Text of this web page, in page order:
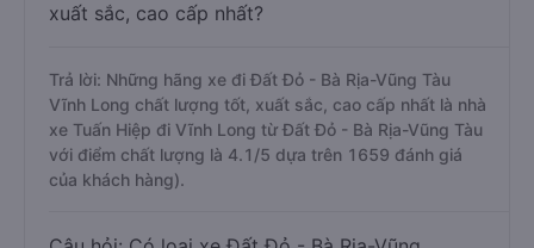
xuất sắc, cao cấp nhất?
Trả lời: Những hãng xe đi Đất Đỏ - Bà Rịa-Vũng Tàu
Vĩnh Long chất lượng tốt, xuất sắc, cao cấp nhất là nhà
xe Tuấn Hiệp đi Vĩnh Long từ Đất Đỏ - Bà Rịa-Vũng Tàu
với điểm chất lượng là 4.1/5 dựa trên 1659 đánh giá
của khách hàng).